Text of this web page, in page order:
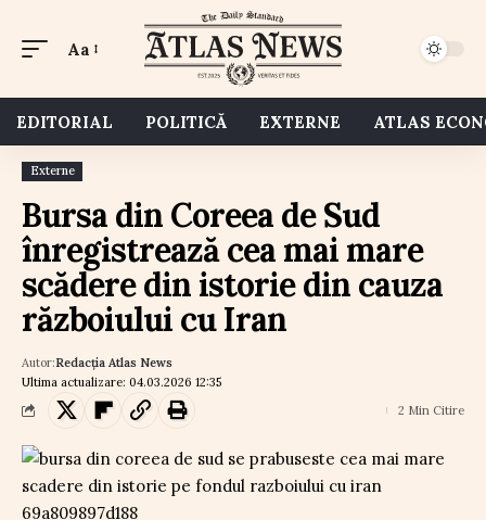
Aa
EDITORIAL POLITICĂ EXTERNE ATLAS
Externe
Bursa din Coreea de Sud
înregistrează cea mai mare
scădere din istorie din cauza
războiului cu Iran
Ultima actualizare: 04.03.2026 12:35
Autor:Redacția Atlas News
2 Min Citire